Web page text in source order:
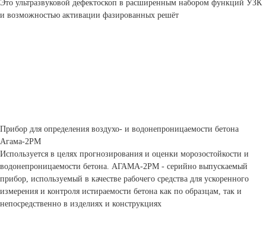
Это ультразвуковой дефектоскоп в расширенным набором функций УЗК
и возможностью активации фазированных решёт
Прибор для определения воздухо- и водонепроницаемости бетона
Агама-2РМ
Используется в целях прогнозирования и оценки морозостойкости и
водонепроницаемости бетона. АГАМА-2РМ - серийно выпускаемый
прибор, используемый в качестве рабочего средства для ускоренного
измерения и контроля истираемости бетона как по образцам, так и
непосредственно в изделиях и конструкциях